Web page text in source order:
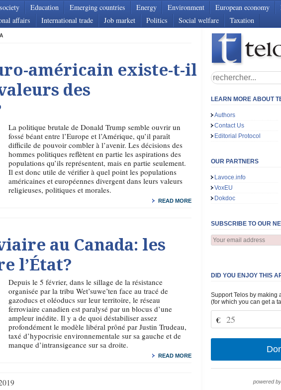
Education Emerging countries Energy Environment European economy
affairs International trade Job market Politics Social welfare Taxation
américain existe-t-il
des
La politique brutale de Donald Trump semble ouvrir un
fossé béant entre l’Europe et l’Amérique, qu’il paraît
difficile de pouvoir combler à l’avenir. Les décisions des
hommes politiques reflètent en partie les aspirations des
populations qu’ils représentent, mais en partie seulement.
Il est donc utile de vérifier à quel point les populations
américaines et européennes divergent dans leurs valeurs
religieuses, politiques et morales.
READ MORE
au Canada: les
l’État?
Depuis le 5 février, dans le sillage de la résistance
organisée par la tribu Wet’suwe’ten face au tracé de
gazoducs et oléoducs sur leur territoire, le réseau
ferroviaire canadien est paralysé par un blocus d’une
ampleur inédite. Il y a de quoi déstabiliser assez
profondément le modèle libéral prôné par Justin Trudeau,
taxé d’hypocrisie environnementale sur sa gauche et de
manque d’intransigeance sur sa droite.
READ MORE
LEARN MORE ABOUT
Authors
Contact Us
Editorial Protocol
OUR PARTNERS
Lavoce.info
VoxEU
Dokdoc
SUBSCRIBE TO OUR
DID YOU ENJOY THIS
Support Telos by making
(for which you can get a
€
powered by